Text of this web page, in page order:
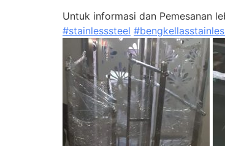
Untuk informasi dan Pemesanan
#stainlesssteel